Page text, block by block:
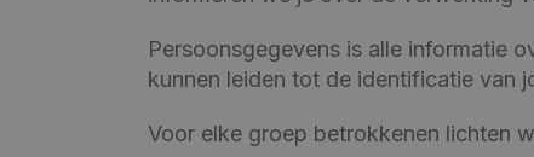
Persoonsgegevens is alle informatie
kunnen leiden tot de identificatie van
Voor elke groep betrokkenen lichten